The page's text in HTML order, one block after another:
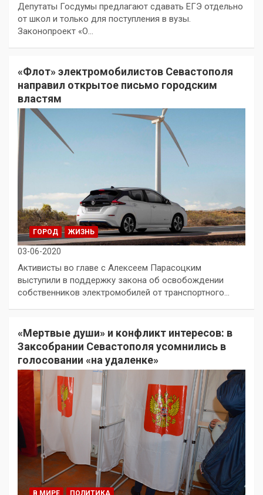
Депутаты Госдумы предлагают сдавать ЕГЭ отдельно
от школ и только для поступления в вузы.
Законопроект «О…
«Флот» электромобилистов Севастополя
направил открытое письмо городским
властям
ГОРОД ЖИЗНЬ
03-06-2020
Активисты во главе с Алексеем Парасоцким
выступили в поддержку закона об освобождении
собственников электромобилей от транспортного…
«Мертвые души» и конфликт интересов: в
Заксобрании Севастополя усомнились в
голосовании «на удаленке»
В МИРЕ ПОЛИТИКА